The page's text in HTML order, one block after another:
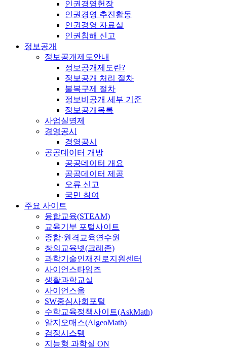
인권경영헌장
인권경영 추진활동
인권경영 자료실
인권침해 신고
정보공개
정보공개제도안내
정보공개제도란?
정보공개 처리 절차
불복구제 절차
정보비공개 세부 기준
정보공개목록
사업실명제
경영공시
경영공시
공공데이터 개방
공공데이터 개요
공공데이터 제공
오류 신고
국민 참여
주요 사이트
융합교육(STEAM)
교육기부 포털사이트
종합·원격교육연수원
창의교육넷(크레존)
과학기술인재진로지원센터
사이언스타임즈
생활과학교실
사이언스올
SW중심사회포털
수학교육정책사이트(AskMath)
알지오매스(AlgeoMath)
검정시스템
지능형 과학실 ON